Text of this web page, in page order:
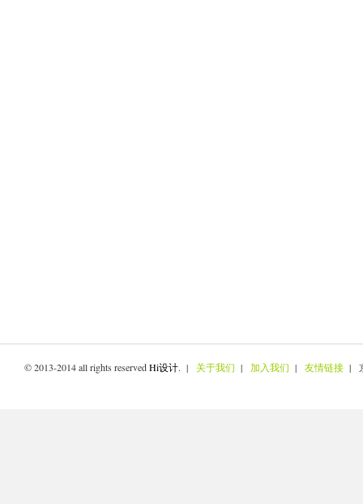
© 2013-2014 all rights reservedHi设计. | 关于我们 | 加入我们 | 友情链接 |